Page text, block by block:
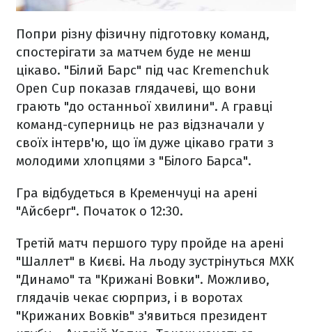
Попри різну фізичну підготовку команд,
спостерігати за матчем буде не менш
цікаво. "Білий Барс" під час Kremenchuk
Open Cup показав глядачеві, що вони
грають "до останньої хвилини". А гравці
команд-суперниць не раз відзначали у
своїх інтерв'ю, що їм дуже цікаво грати з
молодими хлопцями з "Білого Барса".
Гра відбудеться в Кременчуці на арені
"Айсберг". Початок о 12:30.
Третій матч першого туру пройде на арені
"Шаллет" в Києві. На льоду зустрінуться МХК
"Динамо" та "Крижані Вовки". Можливо,
глядачів чекає сюрприз, і в воротах
"Крижаних Вовків" з'явиться президент